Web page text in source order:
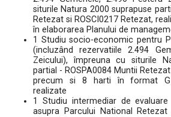
siturile Natura 2000 suprapuse
Retezat si ROSCI0217 Retezat,
în elaborarea Planului de
1 Studiu socio-economic pentru
(incluzând rezervatiile 2.494
Zeicului), împreuna cu siturile
partial - ROSPA0084 Muntii
precum si 8 harti în format
realizate
1 Studiu intermediar de
asupra Parcului National